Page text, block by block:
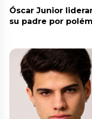
Óscar Junior
su padre por